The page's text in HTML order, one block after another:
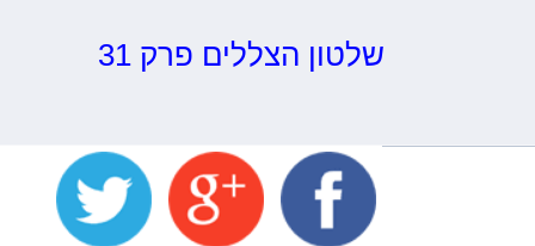
שלטון הצללים פרק 31